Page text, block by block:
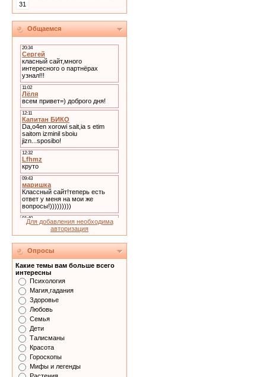
31
Общаемся
Для добавления необходима
авторизация
Опросы
Какие темы вам больше всего
интересны
Психология
Магия,гадания
Здоровье
Любовь
Семья
Дети
Талисманы
Красота
Гороскопы
Мифы и легенды